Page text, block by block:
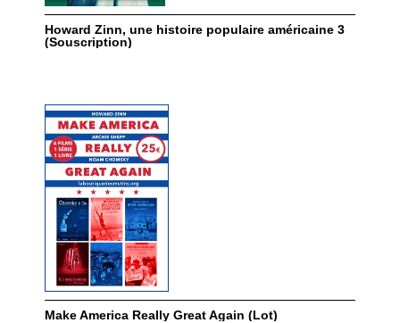
Howard Zinn, une histoire populaire américaine 3
(Souscription)
Make America Really Great Again (Lot)